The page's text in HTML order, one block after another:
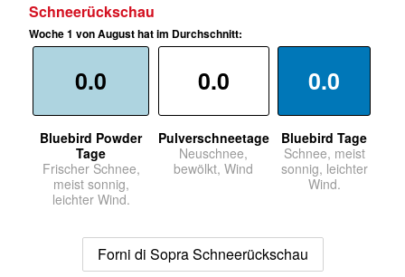
Schneerückschau
Woche 1 von August hat im Durchschnitt:
0.0
Bluebird Powder
Tage
Frischer Schnee,
meist sonnig,
leichter Wind.
0.0
Pulverschneetage
Neuschnee,
bewölkt, Wind
0.0
Bluebird Tage
Schnee, meist
sonnig, leichter
Wind.
Forni di Sopra Schneerückschau